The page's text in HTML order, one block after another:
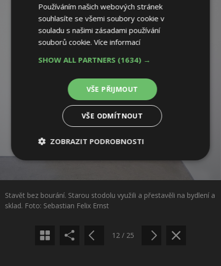
Stavět bez bourání. Starou stodolu využili a přestavěli na bydlení a
sklad. Foto: Sebastian Felix Ernst
Sdílet na Pinterestu
12 / 25
Používáním našich webových stránek
souhlasíte se všemi soubory cookie v
souladu s našimi zásadami používání
souborů cookie.Více informací
SHOW ALL PARTNERS (1634) →
VŠE PŘIJMOUT
VŠE ODMÍTNOUT
ZOBRAZIT PODROBNOSTI
Nezbytně
soubory
Výkonové
Soubory